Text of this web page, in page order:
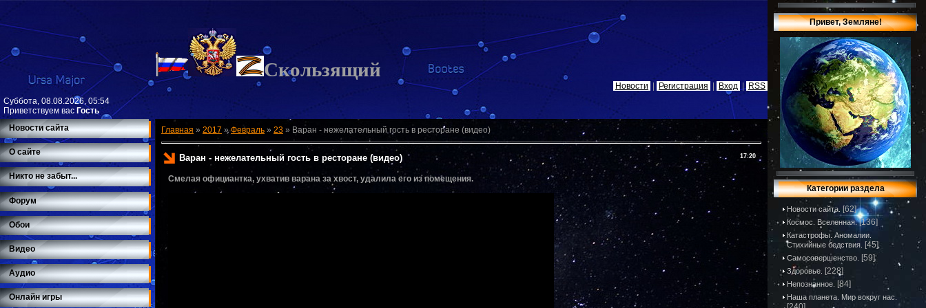
Суббота, 08.08.2026, 05:54
Приветствуем вас Гость
Скользящий
Новости Регистрация Вход | RSS
Новости сайта
О сайте
Никто не забыт...
Форум
Обои
Видео
Аудио
Онлайн игры
Главная » 2017 » Февраль » 23 » Варан - нежелательный гость в ресторане (видео)
17:20
Варан - нежелательный гость в ресторане (видео)
Смелая официантка, ухватив варана за хвост, удалила его из помещения.
Привет, Земляне!
Категории раздела
Новости сайта. [62]
Космос. Вселенная. [136]
Катастрофы. Аномалии.
Стихийные бедствия.
[45]
Самосовершенство. [59]
Здоровье. [228]
Непознанное. [84]
Наша планета. Мир вокруг нас.